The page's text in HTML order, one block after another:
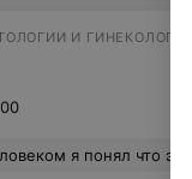
И ГИНЕКОЛОГИИ
Михайлович за то что вы делаете на высоком уровне! Обнаружить при онкологии